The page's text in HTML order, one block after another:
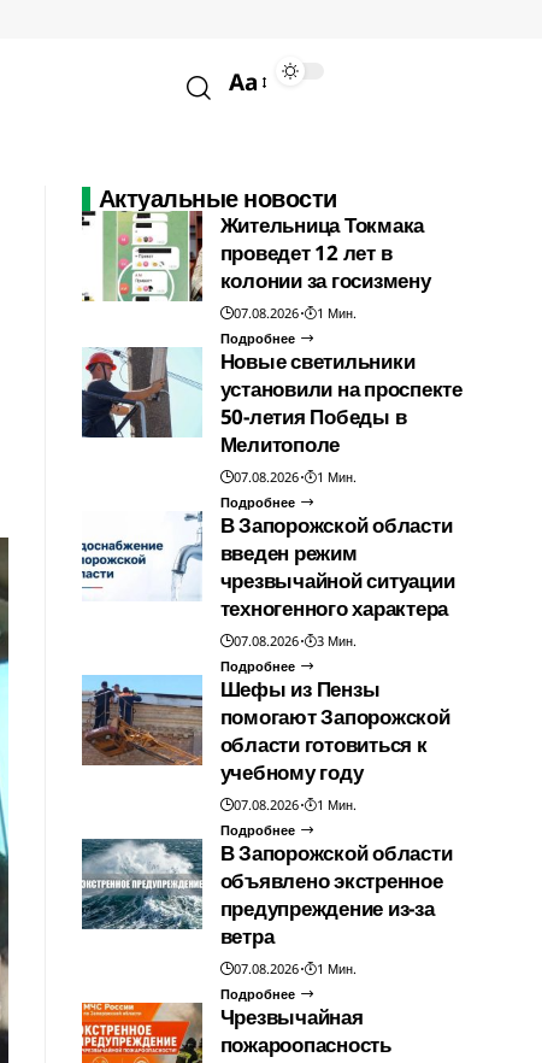
Aa
Актуальные новости
Жительница Токмака
проведет 12 лет в
колонии за госизмену
07.08.2026
1 Мин.
Подробнее
Новые светильники
установили на проспекте
50-летия Победы в
Мелитополе
07.08.2026
1 Мин.
Подробнее
В Запорожской области
введен режим
чрезвычайной ситуации
техногенного характера
07.08.2026
3 Мин.
Подробнее
Шефы из Пензы
помогают Запорожской
области готовиться к
учебному году
07.08.2026
1 Мин.
Подробнее
В Запорожской области
объявлено экстренное
предупреждение из-за
ветра
07.08.2026
1 Мин.
Подробнее
Чрезвычайная
пожароопасность